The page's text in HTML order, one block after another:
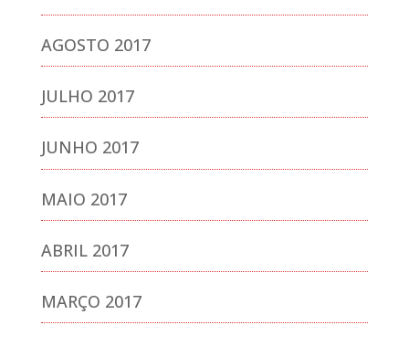
AGOSTO 2017
JULHO 2017
JUNHO 2017
MAIO 2017
ABRIL 2017
MARÇO 2017